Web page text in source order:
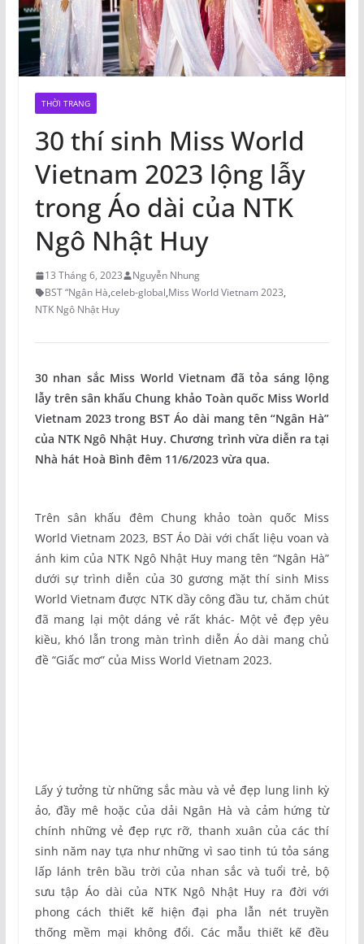
THỜI TRANG
30 thí sinh Miss World
Vietnam 2023 lộng lẫy
trong Áo dài của NTK
Ngô Nhật Huy
13 Tháng 6, 2023
Nguyễn Nhung
BST “Ngân Hà,celeb-global,Miss World Vietnam 2023,
NTK Ngô Nhật Huy
30 nhan sắc Miss World Vietnam đã tỏa sáng lộng
lẫy trên sân khấu Chung khảo Toàn quốc Miss World
Vietnam 2023 trong BST Áo dài mang tên “Ngân Hà”
của NTK Ngô Nhật Huy. Chương trình vừa diễn ra tại
Nhà hát Hoà Bình đêm 11/6/2023 vừa qua.
Trên sân khấu đêm Chung khảo toàn quốc Miss
World Vietnam 2023, BST Áo Dài với chất liệu voan và
ánh kim của NTK Ngô Nhật Huy mang tên “Ngân Hà”
dưới sự trình diễn của 30 gương mặt thí sinh Miss
World Vietnam được NTK dầy công đầu tư, chăm chút
đã mang lại một dáng vẻ rất khác- Một vẻ đẹp yêu
kiều, khó lẫn trong màn trình diễn Áo dài mang chủ
đề “Giấc mơ” của Miss World Vietnam 2023.
Lấy ý tưởng từ những sắc màu và vẻ đẹp lung linh kỳ
ảo, đầy mê hoặc của dải Ngân Hà và cảm hứng từ
chính những vẻ đẹp rực rỡ, thanh xuân của các thí
sinh năm nay tựa như những vì sao tinh tú tỏa sáng
lấp lánh trên bầu trời của nhan sắc và tuổi trẻ, bộ
sưu tập Áo dài của NTK Ngô Nhật Huy ra đời với
phong cách thiết kế hiện đại pha lẫn nét truyền
thống mềm mại không đổi. Các mẫu thiết kế đều